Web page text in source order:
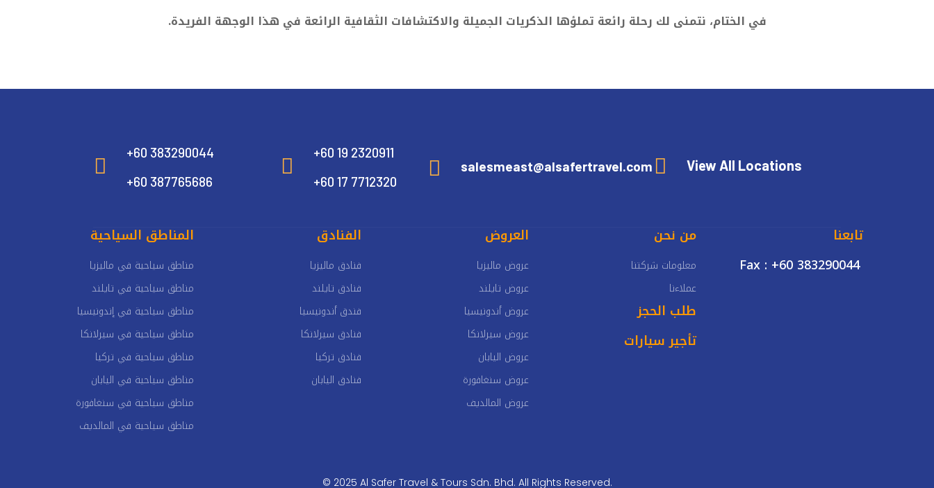
في الختام، نتمنى لك رحلة رائعة تملؤها الذكريات الجميلة والاكتشافات الثقافية الرائعة في هذا الوجهة الفريدة.

+60 383290044
+60 387765686

+60 19 2320911
+60 17 7712320
 salesmeast@alsafertravel.com  View All Locations
المناطق السياحية
مناطق سياحية في ماليزيا
مناطق سياحية في تايلند
مناطق سياحية في إندونيسيا
مناطق سياحية في سيرلانكا
مناطق سياحية في تركيا
مناطق سياحية في اليابان
مناطق سياحية في سنغافورة
مناطق سياحية في المالديف
الفنادق
فنادق ماليزيا
فنادق تايلند
فندق أندونيسيا
فنادق سيرلانكا
فنادق تركيا
فنادق اليابان
العروض
عروض ماليزيا
عروض تايلند
عروض أندونيسيا
عروض سيرلانكا
عروض اليابان
عروض سنغافورة
عروض المالديف
من نحن
معلومات شركتنا
عملاءنا
طلب الحجز
تأجير سيارات
تابعنا
Fax : +60 383290044
© 2025 Al Safer Travel & Tours Sdn. Bhd. All Rights Reserved.